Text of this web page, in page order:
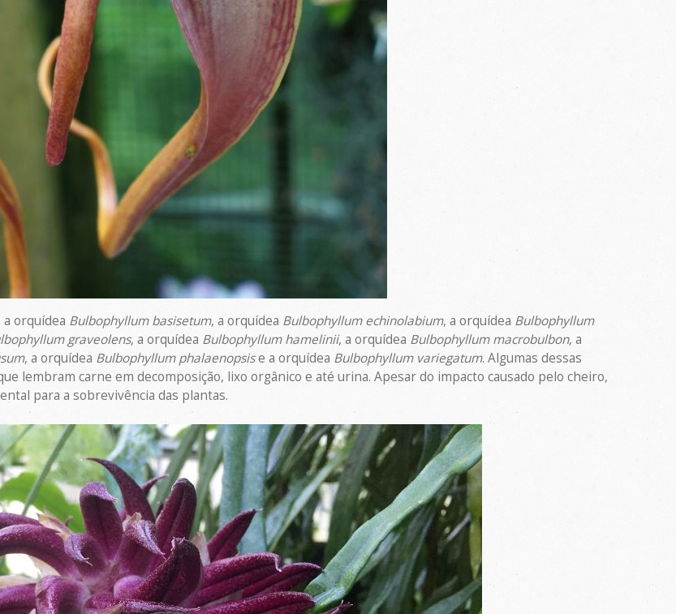
orquídea Bulbophyllum basisetum, a orquídea Bulbophyllum echinolabium, a orquídea Bulbophyllum
graveolens, a orquídea Bulbophyllum hamelinii, a orquídea Bulbophyllum macrobulbon, a
, a orquídea Bulbophyllum phalaenopsise a orquídea Bulbophyllum variegatum. Algumas dessas
lembram carne em decomposição, lixo orgânico e até urina. Apesar do impacto causado pelo cheiro,
para a sobrevivência das plantas.